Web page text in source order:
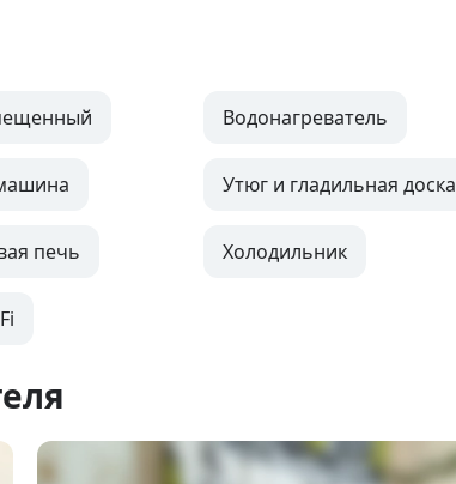
Водонагреватель
Утюг и гладильная доска
печь Холодильник